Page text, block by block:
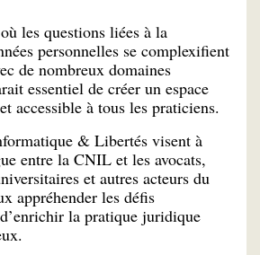
les questions liées à la
personnelles se complexifient
de nombreux domaines
essentiel de créer un espace
accessible à tous les praticiens.
& Libertés visent à
entre la CNIL et les avocats,
et autres acteurs du
appréhender les défis
la pratique juridique